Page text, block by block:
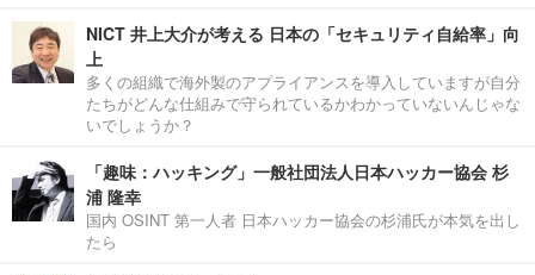
NICT 井上大介が考える 日本の「セキュリティ自給率」向
上
多くの組織で海外製のアプライアンスを導入していますが自分
たちがどんな仕組みで守られているかわかっていないんじゃな
いでしょうか？
「趣味：ハッキング」一般社団法人日本ハッカー協会 杉
浦 隆幸
国内 OSINT 第一人者 日本ハッカー協会の杉浦氏が本気を出し
たら